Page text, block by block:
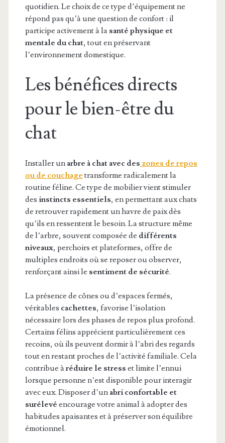
quotidien. Le choix de ce type d’équipement ne
répond pas qu’à une question de confort : il
participe activement à la santé physique et
mentale du chat, tout en préservant
l’environnement domestique.
Les bénéfices directs
pour le bien-être du
chat
Installer un arbre à chat avec des zones de repos
ou de couchage transforme radicalement la
routine féline. Ce type de mobilier vient stimuler
des instincts essentiels, en permettant aux chats
de retrouver rapidement un havre de paix dès
qu’ils en ressentent le besoin. La structure même
de l’arbre, souvent composée de différents
niveaux, perchoirs et plateformes, offre de
multiples endroits où se reposer ou observer,
renforçant ainsi le sentiment de sécurité.
La présence de cônes ou d’espaces fermés,
véritables cachettes, favorise l’isolation
nécessaire lors des phases de repos plus profond.
Certains félins apprécient particulièrement ces
recoins, où ils peuvent dormir à l’abri des regards
tout en restant proches de l’activité familiale. Cela
contribue àréduire le stress et limite l’ennui
lorsque personne n’est disponible pour interagir
avec eux. Disposer d’un abri confortable et
surélevé encourage votre animal à adopter des
habitudes apaisantes et à préserver son équilibre
émotionnel.